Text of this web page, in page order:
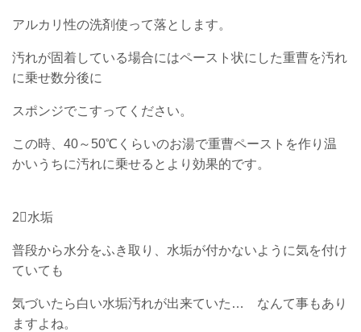
アルカリ性の洗剤使って落とします。
汚れが固着している場合にはペースト状にした重曹を汚れ
に乗せ数分後に
スポンジでこすってください。
この時、40～50℃くらいのお湯で重曹ペーストを作り温
かいうちに汚れに乗せると より効果的です。
2⃣水垢
普段から水分をふき取り、水垢が付かないように気を付け
ていても
気づいたら白い水垢汚れが出来ていた… なんて事もあり
ますよね。